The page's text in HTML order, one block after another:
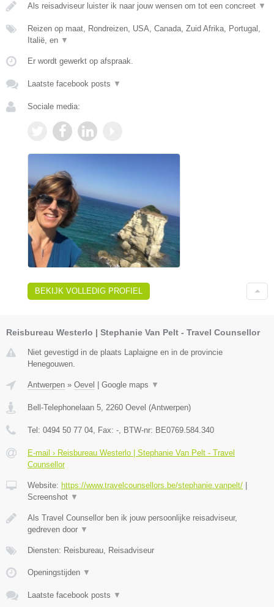
Als reisadviseur luister ik naar jouw wensen om tot een concreet ▼
Reizen op maat, Rondreizen, USA, Canada, Zuid Afrika, Portugal,
Italië, en ▼
Er wordt gewerkt op afspraak.
Laatste facebook posts ▼
Sociale media:
BEKIJK VOLLEDIG PROFIEL
Reisbureau Westerlo | Stephanie Van Pelt - Travel Counsellor
Niet gevestigd in de plaats Laplaigne en in de provincie
Henegouwen.
Antwerpen » Oevel Google maps ▼
Bell-Telephonelaan 5, 2260 Oevel (Antwerpen)
Tel: 0494 50 77 04, Fax: -, BTW-nr: BE0769.584.340
E-mail › Reisbureau Westerlo | Stephanie Van Pelt - Travel
Counsellor
Website: https://www.travelcounsellors.be/stephanie.vanpelt/
Screenshot ▼
Als Travel Counsellor ben ik jouw persoonlijke reisadviseur,
gedreven door ▼
Diensten: Reisbureau, Reisadviseur
Openingstijden ▼
Laatste facebook posts ▼